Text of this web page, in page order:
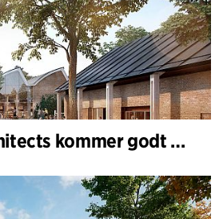
C.F. Møller Architects kommer godt ud af 2025